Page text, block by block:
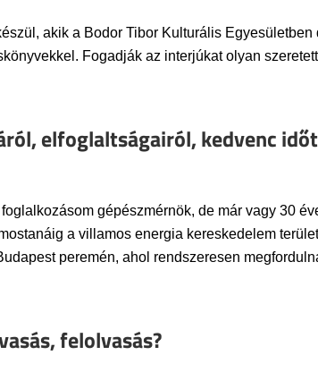
akik a Bodor Tibor Kulturális Egyesületben
Fogadják az interjúkat olyan
elfoglaltságairól, kedvenc
gépészmérnök, de már vagy 30
a villamos energia kereskedelem
peremén, ahol rendszeresen
felolvasás?